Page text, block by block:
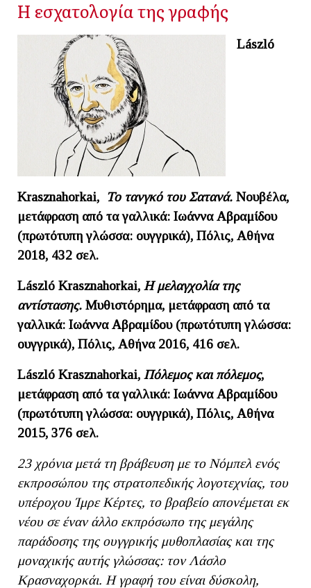
Η εσχατολογία της γραφής
László
Krasznahorkai, Το τανγκό του Σατανά. Νουβέλα,
μετάφραση από τα γαλλικά: Ιωάννα Αβραμίδου
(πρωτότυπη γλώσσα: ουγγρικά), Πόλις, Αθήνα
2018, 432 σελ.
László Krasznahorkai, Η μελαγχολία της
αντίστασης. Μυθιστόρημα, μετάφραση από τα
γαλλικά: Ιωάννα Αβραμίδου (πρωτότυπη γλώσσα:
ουγγρικά), Πόλις, Αθήνα 2016, 416 σελ.
László Krasznahorkai, Πόλεμος και πόλεμος,
μετάφραση από τα γαλλικά: Ιωάννα Αβραμίδου
(πρωτότυπη γλώσσα: ουγγρικά), Πόλις, Αθήνα
2015, 376 σελ.
23 χρόνια μετά τη βράβευση με το Νόμπελ ενός
εκπροσώπου της στρατοπεδικής λογοτεχνίας, του
υπέροχου Ίμρε Κέρτες, το βραβείο απονέμεται εκ
νέου σε έναν άλλο εκπρόσωπο της μεγάλης
παράδοσης της ουγγρικής μυθοπλασίας και της
μοναχικής αυτής γλώσσας: τον Λάσλο
Κρασναχορκάι. Η γραφή του είναι δύσκολη,